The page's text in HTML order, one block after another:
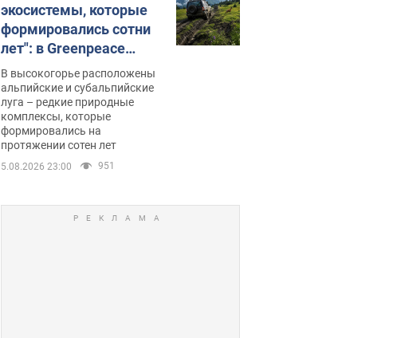
экосистемы, которые
формировались сотни
лет": в Greenpeace
забили тревогу
В высокогорье расположены
альпийские и субальпийские
луга – редкие природные
комплексы, которые
формировались на
протяжении сотен лет
5.08.2026 23:00 951